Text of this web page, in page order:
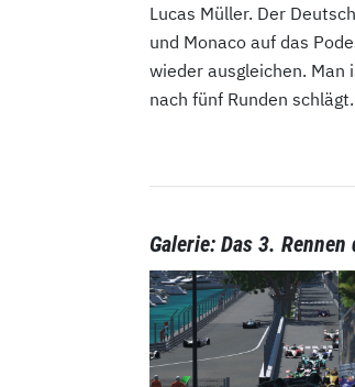
Lucas Müller. Der
und Monaco auf das
wieder ausgleichen. Man
nach fünf Runden
Galerie: Das 3.